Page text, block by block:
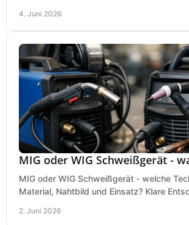
4. Juni 2026
MIG oder WIG Schweißgerät -
MIG oder WIG Schweißgerät - welche
Material, Nahtbild und Einsatz? Klare
2. Juni 2026